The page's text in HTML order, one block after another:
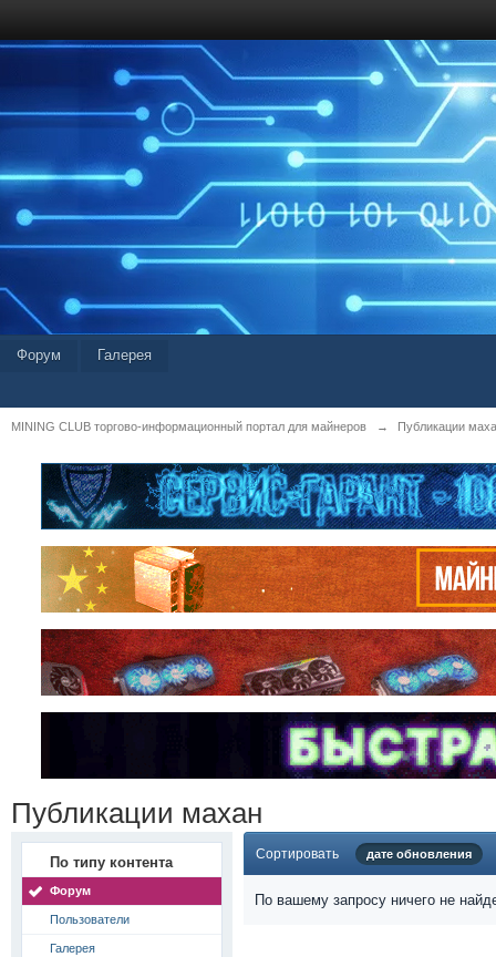
Форум Галерея
MINING CLUB торгово-информационный портал для майнеров → Публикации
Публикации махан
По типу контента
Форум
Пользователи
Галерея
Сортировать дате обновления
По вашему запросу ничего не